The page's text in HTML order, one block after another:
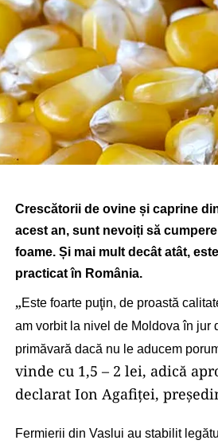
Crescătorii de ovine și caprine
acest an, sunt nevoiți să
foame. Și mai mult decât atât,
practicat în România.
„Este foarte puţin, de proastă
am vorbit la nivel de Moldova în jur
primăvară dacă nu le aducem
vinde cu 1,5 – 2 lei, adică
declarat Ion Agafiței, p
Fermierii din Vaslui au stabilit